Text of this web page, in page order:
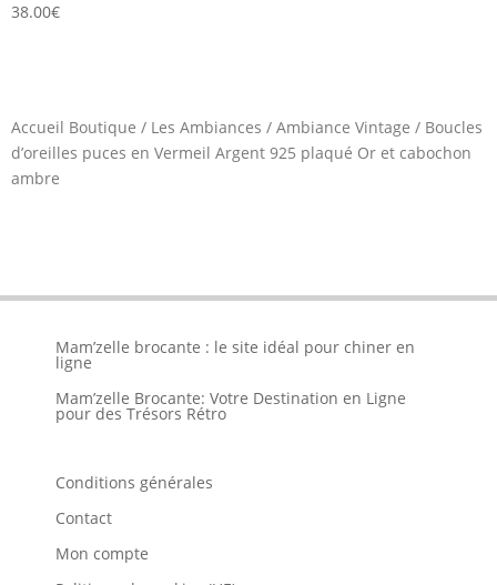
38.00€
Accueil Boutique / Les Ambiances / Ambiance Vintage / Boucles
d’oreilles puces en Vermeil Argent 925 plaqué Or et cabochon
ambre
Mam’zelle brocante : le site idéal pour chiner en
ligne
Mam’zelle Brocante: Votre Destination en Ligne
pour des Trésors Rétro
Conditions générales
Contact
Mon compte